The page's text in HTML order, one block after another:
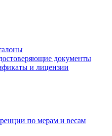
документы
и лицензии
по мерам и весам